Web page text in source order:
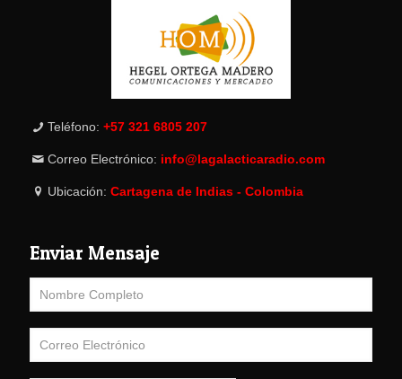
Teléfono: +57 321 6805 207
Correo Electrónico: info@lagalacticaradio.com
Ubicación: Cartagena de Indias - Colombia
Enviar Mensaje